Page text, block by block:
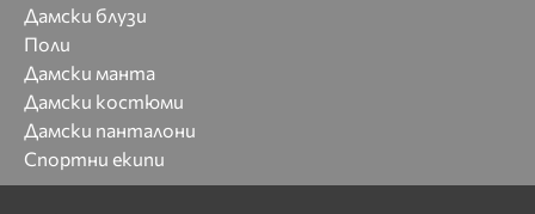
Дамски блузи
Поли
Дамски манта
Дамски костюми
Дамски панталони
Спортни екипи